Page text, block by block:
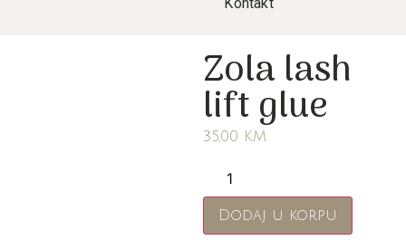
Zola lash
lift glue
35,00 KM
Dodaj u korpu